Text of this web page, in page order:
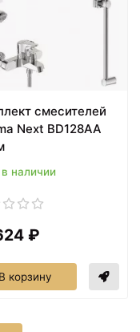
смесителей
Next BD128AA
в наличии
₽
В корзину